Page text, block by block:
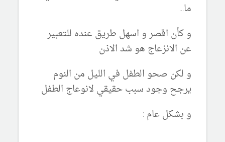
ما...
و كأن اقصر و اسهل طريق عنده للتعبير
عن الانزعاج هو شد الاذن
و لكن صحو الطفل في الليل من النوم
يرجح وجود سبب حقيقي لانوعاج الطفل
و بشكل عام :